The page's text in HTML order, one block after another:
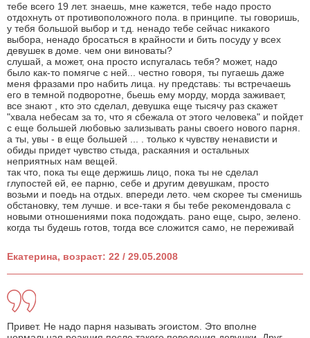
тебе всего 19 лет. знаешь, мне кажется, тебе надо просто
отдохнуть от противоположного пола. в принципе. ты говоришь,
у тебя большой выбор и т.д. ненадо тебе сейчас никакого
выбора, ненадо бросаться в крайности и бить посуду у всех
девушек в доме. чем они виноваты?
слушай, а может, она просто испугалась тебя? может, надо
было как-то помягче с ней... честно говоря, ты пугаешь даже
меня фразами про набить лица. ну представь: ты встречаешь
его в темной подворотне, бьешь ему морду, морда заживает,
все знают , кто это сделал, девушка еще тысячу раз скажет
"хвала небесам за то, что я сбежала от этого человека" и пойдет
с еще большей любовью зализывать раны своего нового парня.
а ты, увы - в еще большей ... . только к чувству ненависти и
обиды придет чувство стыда, раскаяния и остальных
неприятных нам вещей.
так что, пока ты еще держишь лицо, пока ты не сделал
глупостей ей, ее парню, себе и другим девушкам, просто
возьми и поедь на отдых. впереди лето. чем скорее ты сменишь
обстановку, тем лучше. и все-таки я бы тебе рекомендовала с
новыми отношениями пока подождать. рано еще, сыро, зелено.
когда ты будешь готов, тогда все сложится само, не переживай
Екатерина, возраст: 22 / 29.05.2008
Привет. Не надо парня называть эгоистом. Это вполне